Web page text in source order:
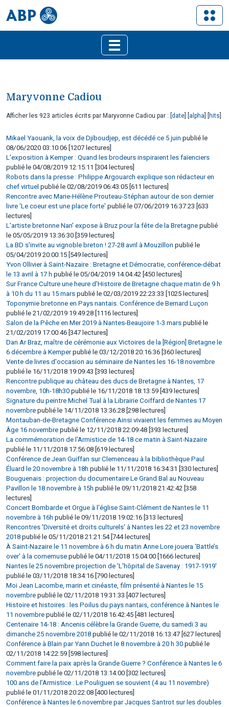
Maryvonne Cadiou
Afficher les 923 articles écrits par Maryvonne Cadiou par : [ date alpha hits
Mikael Yaouank, la voix de Djiboudjep, est décédé ce 5 juin publié le
08/06/2020 03:10:06 [1207 lectures]
L'exposition à Kemper : Quand les brodeurs inspiraient les faïenciers
publié le 04/08/2019 12:15:11 [304 lectures]
Robots dans la presse : Philippe Argouarch explique son rédacteur en
chef virtuel publié le 02/08/2019 06:43:05 [611 lectures]
Rencontre avec Marie-Hélène Prouteau-Stéphan autour de son dernier
livre 'Le coeur est une place forte' publié le 07/06/2019 16:37:23 [633
lectures]
L'artiste bretonne Nan' expose à Bruz pour la fête de la Bretagne publié
le 05/05/2019 13:36:30 [359 lectures]
La BD s'invite au vignoble breton ! 27-28 avril à Mouzillon publié le
05/04/2019 20:00:15 [549 lectures]
Yvon Ollivier à Saint-Nazaire : Bretagne et Démocratie, conférence-débat
le 13 avril à 17 h publié le 05/04/2019 14:04:42 [450 lectures]
Sur France Culture une heure d'Histoire de Bretagne chaque matin de 9 h
à 10 h du 11 au 15 mars publié le 02/03/2019 22:23:33 [1025 lectures]
Toponymie bretonne en Pays nantais. Conférence de Bernard Luçon
publié le 21/02/2019 19:49:28 [1116 lectures]
Salon de la Pêche en Mer 2019 à Nantes-Beaujoire 1-3 mars publié le
21/02/2019 17:00:46 [347 lectures]
Dan Ar Braz, maître de cérémonie aux Victoires de la [Région] Bretagne le
6 décembre à Kemperpublié le 03/12/2018 20:16:36 [360 lectures]
Vente de livres d'occasion au séminaire de Nantes les 16-18 novembre
publié le 16/11/2018 19:09:43 [393 lectures]
Rencontre publique au château des ducs de Bretagne à Nantes, 17
novembre, 10h-18h30 publié le 16/11/2018 18:13:59 [439 lectures]
Signature du peintre Michel Tual à la Librairie Coiffard de Nantes 17
novembre publié le 14/11/2018 13:36:28 [298 lectures]
Montauban-de-Bretagne Conférence Ainsi vivaient les femmes au Moyen
Âge 16 novembre publié le 12/11/2018 22:09:48 [393 lectures]
La commémoration de l'Armistice de 14-18 ce matin à Saint-Nazaire
publié le 11/11/2018 17:56:08 [619 lectures]
Conférence de Jean Guiffan sur Clemenceau à la bibliothèque Paul
Éluard le 20 novembre à 18h publié le 11/11/2018 16:34:31 [330 lectures]
Bouguenais : projection du documentaire Le Grand Bal au Nouveau
Pavillon le 18 novembre à 15h publié le 09/11/2018 21:42:42 [358
lectures]
Concert Bombarde et Orgue à l'église Saint-Clément de Nantes le 11
novembre à 16h publié le 09/11/2018 19:02:16 [313 lectures]
Rencontres 'Diversité et droits culturels' à Nantes les 22 et 23 novembre
2018 publié le 05/11/2018 21:21:54 [744 lectures]
À Saint-Nazaire le 11 novembre à 6 h du matin Anne Lore jouera 'Battle’s
over' à la cornemuse publié le 04/11/2018 15:04:00 [1666 lectures]
Nantes le 25 novembre projection de 'L'hôpital de Savenay : 1917-1919'
publié le 03/11/2018 18:34:16 [790 lectures]
Moi Jean Lacombe, marin et cinéaste, film présenté à Nantes le 15
novembre publié le 02/11/2018 19:31:33 [407 lectures]
Histoire et histoires : les Poilus du pays nantais, conférence à Nantes le
11 novembre publié le 02/11/2018 16:42:45 [481 lectures]
Centenaire 14-18 : Ancenis célèbre la Grande Guerre, du samedi 3 au
dimanche 25 novembre 2018 publié le 02/11/2018 16:13:47 [627 lectures]
Conférence à Blain par Yann Duchet le 8 novembre à 20 h 30 publié le
02/11/2018 14:22:59 [598 lectures]
Comment faire la paix après la Grande Guerre ? Conférence à Nantes le 6
novembre publié le 02/11/2018 13:14:00 [302 lectures]
100 ans de l’Armistice : Le Pouliguen se souvient (4 au 11 novembre)
publié le 01/11/2018 20:22:08 [400 lectures]
Conférence à Nantes le 6 novembre par Jacques Santrot sur les doubles